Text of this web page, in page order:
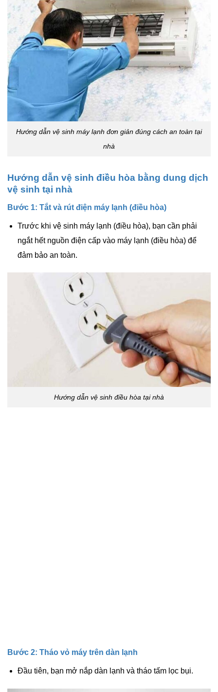
Hướng dẫn vệ sinh máy lạnh đơn giản đúng cách an toàn tại
nhà
Hướng dẫn vệ sinh điều hòa bằng dung dịch
vệ sinh tại nhà
Bước 1: Tắt và rút điện máy lạnh (điều hòa)
Trước khi vệ sinh máy lạnh (điều hòa), bạn cần phải
ngắt hết nguồn điện cấp vào máy lạnh (điều hòa) để
đảm bảo an toàn.
Hướng dẫn vệ sinh điều hòa tại nhà
Bước 2: Tháo vỏ máy trên dàn lạnh
Đầu tiên, bạn mở nắp dàn lạnh và tháo tấm lọc bụi.